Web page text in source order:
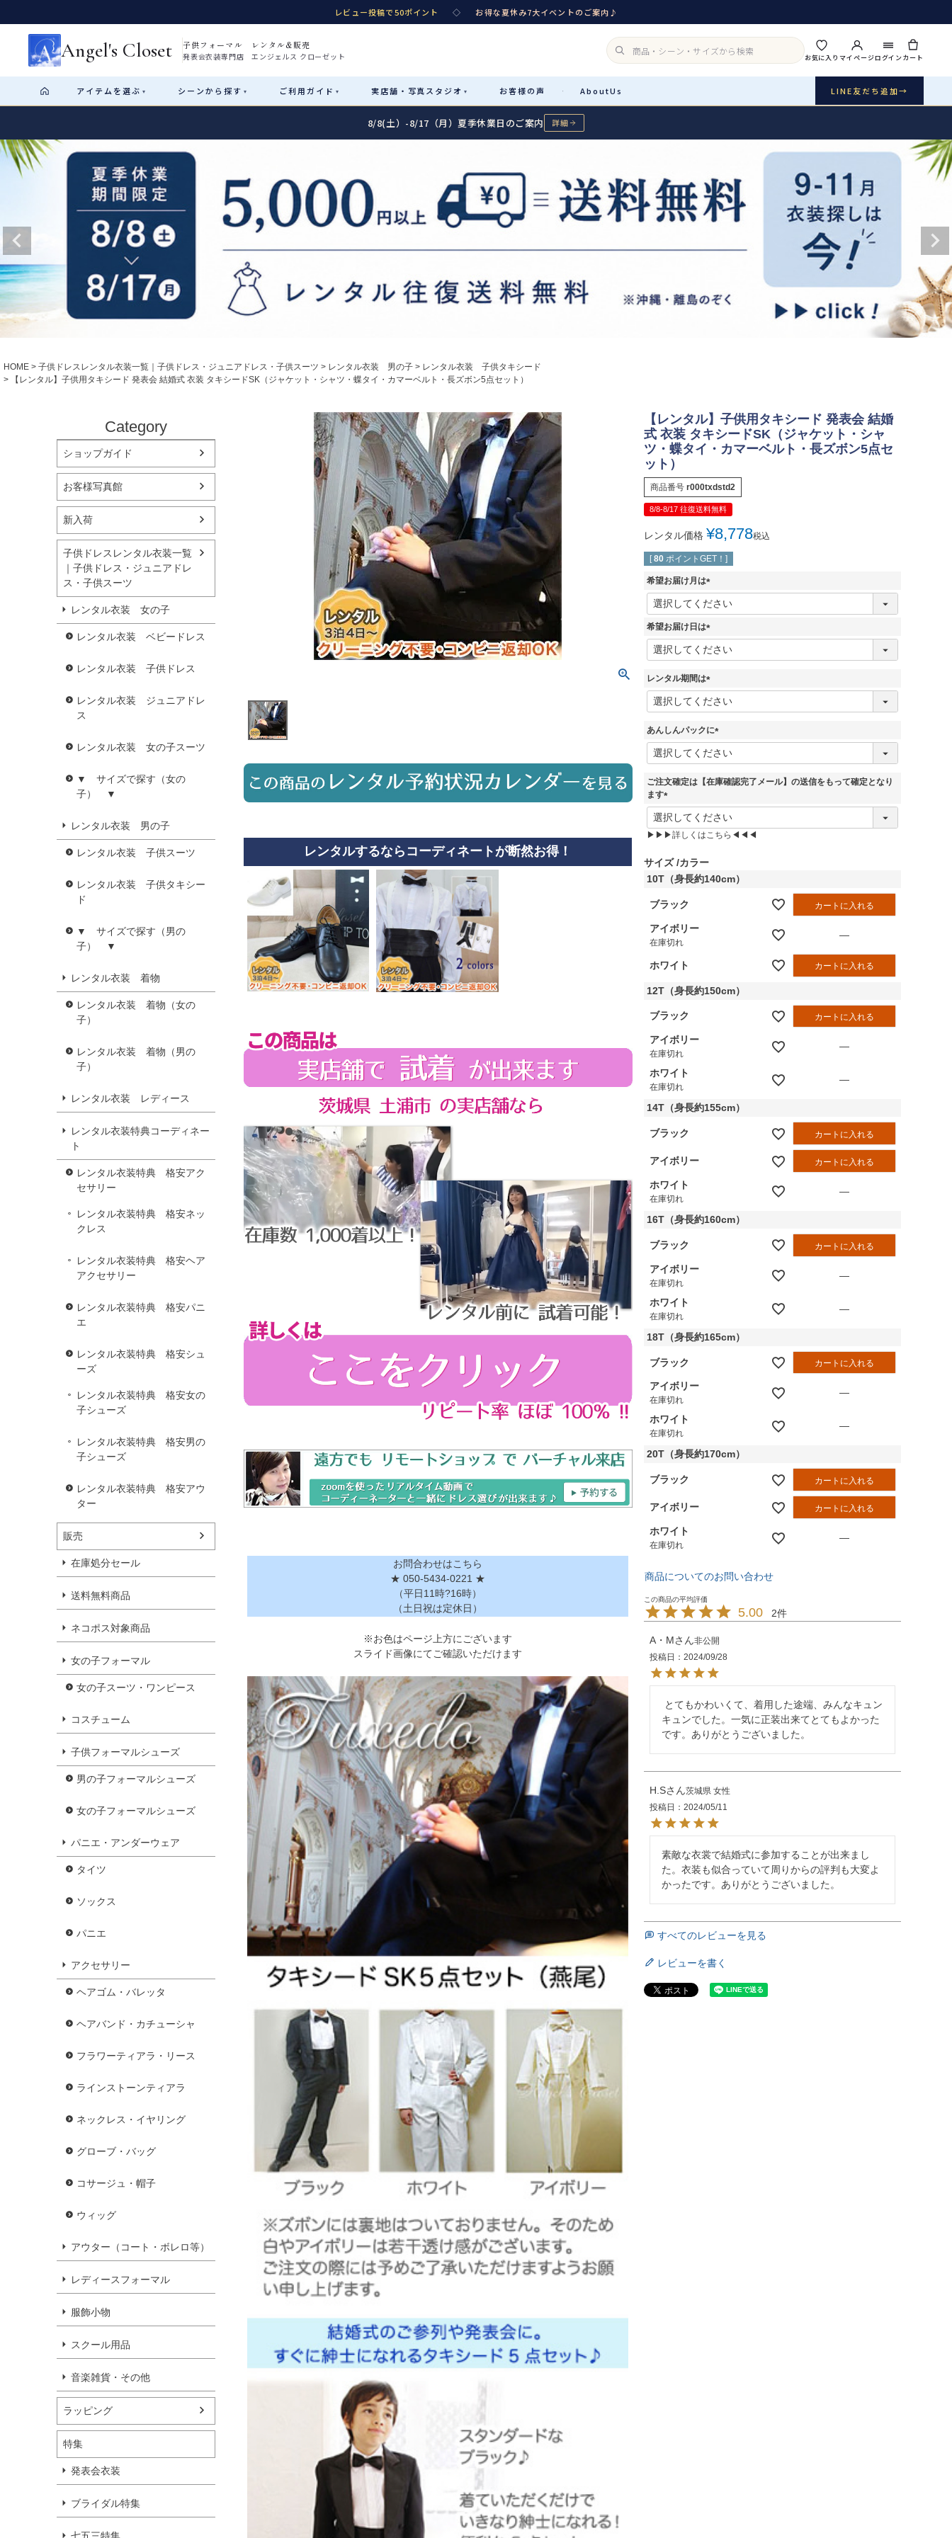
レビュー投稿で50ポイント ◇ お得な夏休み7大イベントのご案内♪
Angel's Closet 子供フォーマル レンタル&販売
発表会衣装専門店 エンジェルス クローゼット お気に入りマイページログインカート
アイテム を選ぶ ▾ シーンから探す ▾ ご利用ガイド ▾ 実店舗・ 写真スタジオ ▾ お客様の声 · AboutUs LINE友だち追加→
カテゴリ詳細 サイズで選ぶ →
レンタル
女の子ドレス 男の子スーツ
シューズ 小物・アクセ
アウター レディース
Sale
音楽雑貨
性別・サイズで絞り込む
Recital & Concours Wedding Graduation & Entrance
Start はじめに
ショップガイド（総合案内）
レンタル・販売の入口
サイズの選び方
測り方と目安
Angel's Closetについて
創業2003年からの想い
04 レンタルのご案内
予約・配送・返却・料金
05 レンタルの流れ
06 あんしんパック
汚れ・キズ・破損の補償
07 販売・共通のご案内
品質・返品・お手入れ
08 送料・お支払い
09
電話・メール・LINE
Atelier
実店舗 つくば店
Tsukuba Boutique
茨城県土浦市大町14-16-1F
営業 10:00–18:00（完全予約制）
月曜日
店舗を予約する →
Photography
写真スタジオ APS
Angel's Photo Studio
対応 七五三・発表会・記念撮影
予約 Web または お電話
特典 ヘアメイク・着付け
スタジオを予約 →
8/8(土）-8/17（月）夏季休業日のご案内 詳細
HOME 子供ドレスレンタル衣装一覧｜子供ドレス・ジュニアドレス・子供スーツ レンタル衣装 男の子
レンタル衣装 子供タキシード
【レンタル】子供用タキシード 発表会 結婚式 衣装 タキシードSK（ジャケット・シャツ・蝶タイ・カマーベルト・長ズボン5点セット）
Category
ショップガイド
お客様写真館
新入荷
子供ドレスレンタル衣装一覧
｜子供ドレス・ジュニアドレ
ス・子供スーツ
レンタル衣装 女の子
レンタル衣装 ベビードレス
レンタル衣装 子供ドレス
レンタル衣装 ジュニアドレ
ス
レンタル衣装 女の子スーツ
▼ サイズで探す（女の
子） ▼
レンタル衣装 男の子
レンタル衣装 子供スーツ
レンタル衣装 子供タキシー
ド
▼ サイズで探す（男の
子） ▼
レンタル衣装 着物
レンタル衣装 着物（女の
子）
レンタル衣装 着物（男の
子）
レンタル衣装 レディース
レンタル衣装特典コーディネー
ト
レンタル衣装特典 格安アク
セサリー
レンタル衣装特典 格安ネッ
クレス
レンタル衣装特典 格安ヘア
アクセサリー
レンタル衣装特典 格安パニ
エ
レンタル衣装特典 格安シュ
ーズ
レンタル衣装特典 格安女の
子シューズ
レンタル衣装特典 格安男の
子シューズ
レンタル衣装特典 格安アウ
ター
販売
在庫処分セール
送料無料商品
ネコポス対象商品
女の子フォーマル
女の子スーツ・ワンピース
コスチューム
子供フォーマルシューズ
男の子フォーマルシューズ
女の子フォーマルシューズ
パニエ・アンダーウェア
タイツ
ソックス
パニエ
アクセサリー
ヘアゴム・バレッタ
ヘアバンド・カチューシャ
フラワーティアラ・リース
ラインストーンティアラ
ネックレス・イヤリング
グローブ・バッグ
コサージュ・帽子
ウィッグ
アウター（コート・ボレロ等）
レディースフォーマル
服飾小物
スクール用品
音楽雑貨・その他
ラッピング
特集
発表会衣装
ブライダル特集
レンタルするならコーディネートが断然お得！
お問合わせはこちら
★ 050-5434-0221 ★
（平日11時?16時）
（土日祝は定休日）
※お色はページ上方にございます
スライド画像にてご確認いただけます
【レンタル】子供用タキシード 発表会 結婚
式 衣装 タキシードSK（ジャケット・シャ
ツ・蝶タイ・カマーベルト・長ズボン5点セ
ット）
商品番号 r000txdstd2
8/8-8/17 往復送料無料
レンタル価格 ¥8,778税込
[ 80 ポイントGET！]
希望お届け月は
(
必
希望お届け日は
(
必
)
レンタル期間は
(
必
)
あんしんパックに
(
必
)
ご注文確定は【在庫確認完了メール】の送信をもって確定となり
ます
(
必
須
▶▶▶詳しくはこちら◀◀◀
サイズ カラー
10T（身長約140cm）
ブラック カートに入れる
アイボリー
在庫切れ
—
ホワイト カートに入れる
12T（身長約150cm）
ブラック カートに入れる
アイボリー
在庫切れ
—
ホワイト
在庫切れ
—
14T（身長約155cm）
ブラック カートに入れる
アイボリー カートに入れる
ホワイト
在庫切れ
—
16T（身長約160cm）
ブラック カートに入れる
アイボリー
在庫切れ
—
ホワイト
在庫切れ
—
18T（身長約165cm）
ブラック カートに入れる
アイボリー
在庫切れ
—
ホワイト
在庫切れ
—
20T（身長約170cm）
ブラック カートに入れる
アイボリー カートに入れる
ホワイト
在庫切れ
—
商品についてのお問い合わせ
5.00 2
A・M
非公開
投稿日
2024/09/28
キュンでした。一気に正装出来てとてもよかった
です。ありがとうございました。
H.S 茨城県 女性
投稿日
2024/05/11
素敵な衣裳で結婚式に参加することが出来まし
た。衣装も似合っていて周りからの評判も大変よ
かったです。ありがとうございました。
すべてのレビューを見る
レビューを書く